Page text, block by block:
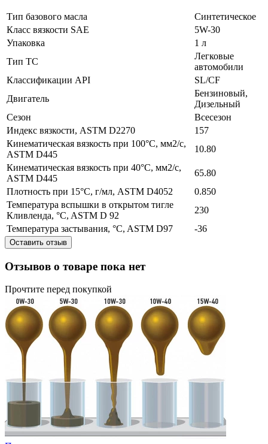
Тип базового масла
Синтетическое
Класс вязкости SAE
5W-30
Упаковка
1 л
Тип ТС
Легковые
автомобили
Классификации API
SL/CF
Двигатель
Бензиновый,
Дизельный
Сезон
Всесезон
Индекс вязкости, ASTM D2270
157
Кинематическая вязкость при 100°C, мм2/с,
ASTM D445
10.80
Кинематическая вязкость при 40°C, мм2/с,
ASTM D445
65.80
Плотность при 15°C, г/мл, ASTM D4052
0.850
Температура вспышки в открытом тигле
Кливленда, °C, ASTM D 92
230
Температура застывания, °C, ASTM D97
-36
Оставить отзыв
Отзывов о товаре пока нет
Прочтите перед покупкой